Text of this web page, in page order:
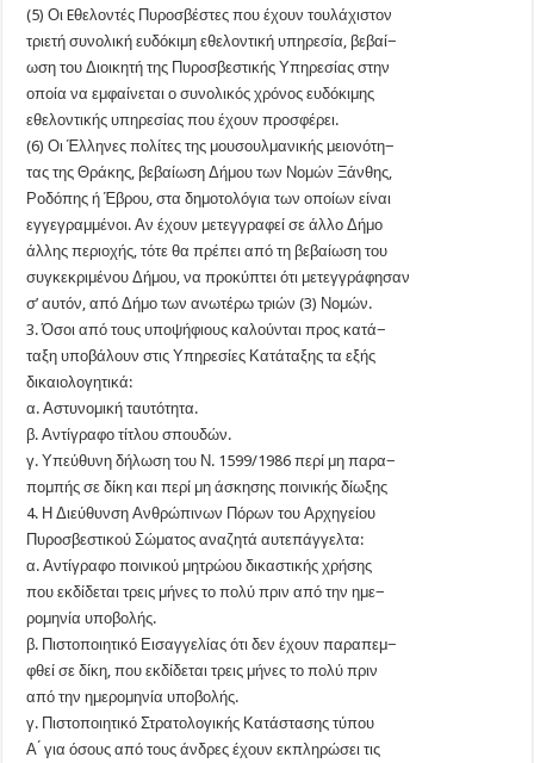
(5) Οι Eθελοντές Πυροσβέστες που έχουν τουλάχιστον
τριετή συνολική ευδόκιμη εθελοντική υπηρεσία, βεβαί−
ωση του Διοικητή της Πυροσβεστικής Υπηρεσίας στην
οποία να εμφαίνεται ο συνολικός χρόνος ευδόκιμης
εθελοντικής υπηρεσίας που έχουν προσφέρει.
(6) Οι Έλληνες πολίτες της μουσουλμανικής μειονότη−
τας της Θράκης, βεβαίωση Δήμου των Νομών Ξάνθης,
Ροδόπης ή Έβρου, στα δημοτολόγια των οποίων είναι
εγγεγραμμένοι. Αν έχουν μετεγγραφεί σε άλλο Δήμο
άλλης περιοχής, τότε θα πρέπει από τη βεβαίωση του
συγκεκριμένου Δήμου, να προκύπτει ότι μετεγγράφησαν
σ’ αυτόν, από Δήμο των ανωτέρω τριών (3) Νομών.
3. Όσοι από τους υποψήφιους καλούνται προς κατά−
ταξη υποβάλουν στις Υπηρεσίες Κατάταξης τα εξής
δικαιολογητικά:
α. Αστυνομική ταυτότητα.
β. Αντίγραφο τίτλου σπουδών.
γ. Υπεύθυνη δήλωση του Ν. 1599/1986 περί μη παρα−
πομπής σε δίκη και περί μη άσκησης ποινικής δίωξης
4. Η Διεύθυνση Ανθρώπινων Πόρων του Αρχηγείου
Πυροσβεστικού Σώματος αναζητά αυτεπάγγελτα:
α. Αντίγραφο ποινικού μητρώου δικαστικής χρήσης
που εκδίδεται τρεις μήνες το πολύ πριν από την ημε−
ρομηνία υποβολής.
β. Πιστοποιητικό Εισαγγελίας ότι δεν έχουν παραπεμ−
φθεί σε δίκη, που εκδίδεται τρεις μήνες το πολύ πριν
από την ημερομηνία υποβολής.
γ. Πιστοποιητικό Στρατολογικής Κατάστασης τύπου
Α ́ για όσους από τους άνδρες έχουν εκπληρώσει τις